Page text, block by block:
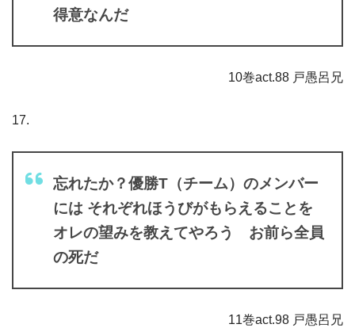
得意なんだ
10巻act.88 戸愚呂兄
17.
忘れたか？優勝T（チーム）のメンバー
には それぞれほうびがもらえることを
オレの望みを教えてやろう お前ら全員
の死だ
11巻act.98 戸愚呂兄